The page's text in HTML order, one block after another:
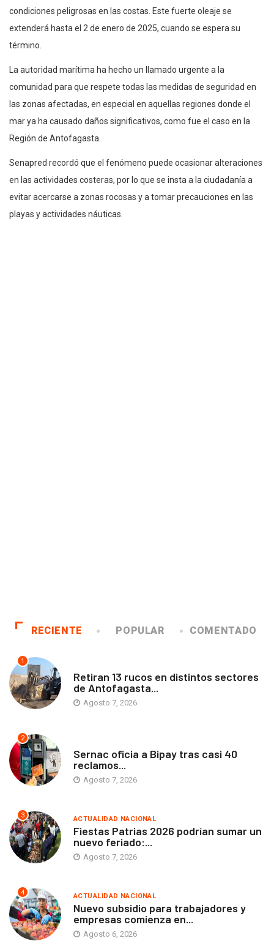
condiciones peligrosas en las costas. Este fuerte oleaje se
extenderá hasta el 2 de enero de 2025, cuando se espera su
término.
La autoridad marítima ha hecho un llamado urgente a la
comunidad para que respete todas las medidas de seguridad en
las zonas afectadas, en especial en aquellas regiones donde el
mar ya ha causado daños significativos, como fue el caso en la
Región de Antofagasta.
Senapred recordó que el fenómeno puede ocasionar alteraciones
en las actividades costeras, por lo que se insta a la ciudadanía a
evitar acercarse a zonas rocosas y a tomar precauciones en las
playas y actividades náuticas.
RECIENTE POPULAR COMENTADO
1
Retiran 13 rucos en distintos sectores
de Antofagasta...
Agosto 7, 2026
2
Sernac oficia a Bipay tras casi 40
reclamos...
Agosto 7, 2026
3 ACTUALIDAD NACIONAL
Fiestas Patrias 2026 podrían sumar un
nuevo feriado:...
Agosto 7, 2026
4 ACTUALIDAD NACIONAL
Nuevo subsidio para trabajadores y
empresas comienza en...
Agosto 6, 2026